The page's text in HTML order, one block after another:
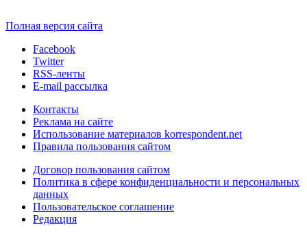
Полная версия сайта
Facebook
Twitter
RSS-ленты
E-mail рассылка
Контакты
Реклама на сайте
Использование материалов korrespondent.net
Правила пользования сайтом
Договор пользования сайтом
Политика в сфере конфиденциальности и персональных
данных
Пользовательское соглашение
Редакция